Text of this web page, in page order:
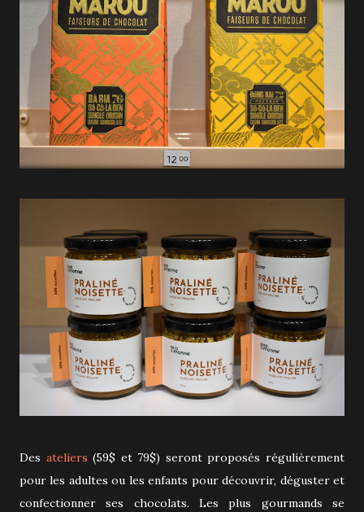
Des ateliers (59$ et 79$) seront proposés régulièrement
pour les adultes ou les enfants pour découvrir, déguster et
confectionner ses chocolats. Les plus gourmands se